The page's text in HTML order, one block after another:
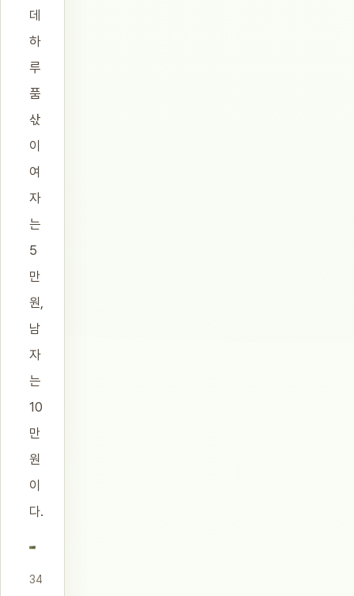
데
하
루
품
삯
이
여
자
는
5
만
원,
남
자
는
10
만
원
이
다.
34